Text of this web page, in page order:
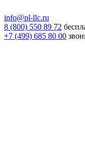
info@pl-llc.ru
8 (800) 550 89 72
+7 (499) 685 80 00